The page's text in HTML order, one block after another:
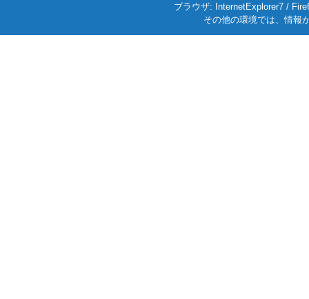
ブラウザ: InternetExplorer7 /
その他の環境では、情報